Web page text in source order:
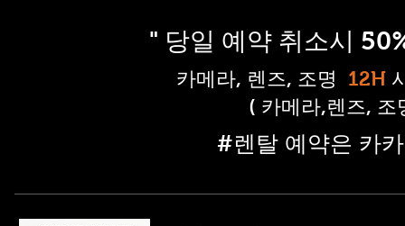
" 당일 예약 취소시
​카메라, 렌즈, 조명 12H
( 카메라,렌즈, 조
​#렌탈 예약은 카